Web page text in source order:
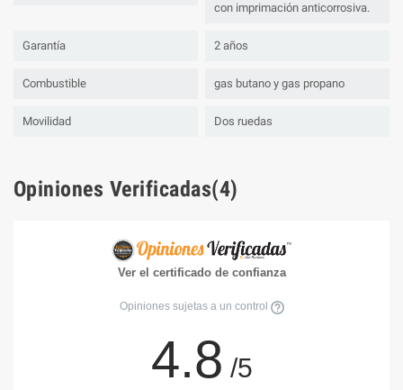
con imprimación anticorrosiva.
Garantía 2 años
Combustible gas butano y gas propano
Movilidad Dos ruedas
Opiniones Verificadas(4)
Ver el certificado de confianza
Opiniones sujetas a un control
4.8 /5